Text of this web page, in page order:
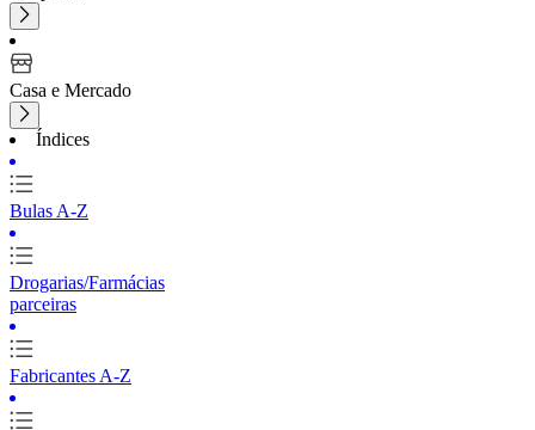
Casa e Mercado
Índices
Bulas A-Z
Drogarias/Farmácias
parceiras
Fabricantes A-Z